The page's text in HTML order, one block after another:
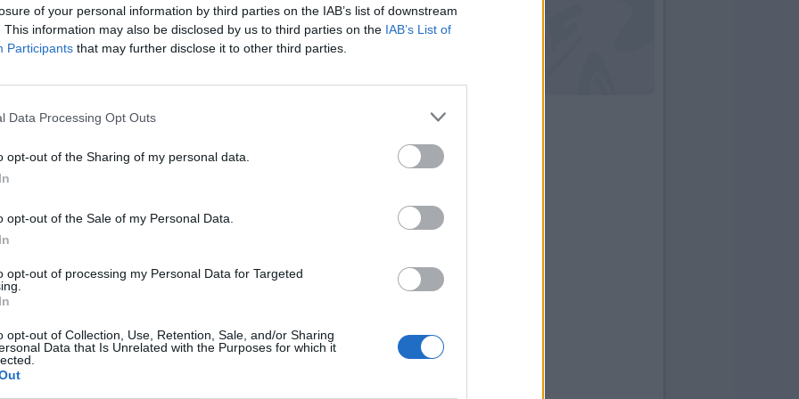
of your personal information by third parties on the IAB’s list of downstream
This information may also be disclosed by us to third parties on the IAB’s List of
Participants that may further disclose it to other third parties.
Data Processing Opt Outs
opt-out of the Sharing of my personal data.
opt-out of the Sale of my Personal Data.
opt-out of processing my Personal Data for Targeted
opt-out of Collection, Use, Retention, Sale, and/or Sharing
Data that Is Unrelated with the Purposes for which it
cominciato nella stagione
.
resta impresso nella storia del calcio italiano
alla guida di Fiorentina, Lazio ed Inter (2
condivide con il tecnico svedese Sven
Mancini l'uomo adatto per la panchina
in campo internazionale
ma prima di questa ennesima avventura,
City
posto in Turchia con il